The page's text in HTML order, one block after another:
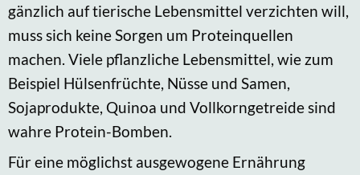
gänzlich auf tierische Lebensmittel verzichten will,
muss sich keine Sorgen um Proteinquellen
machen. Viele pflanzliche Lebensmittel, wie zum
Beispiel Hülsenfrüchte, Nüsse und Samen,
Sojaprodukte, Quinoa und Vollkorngetreide sind
wahre Protein-Bomben.
Für eine möglichst ausgewogene Ernährung